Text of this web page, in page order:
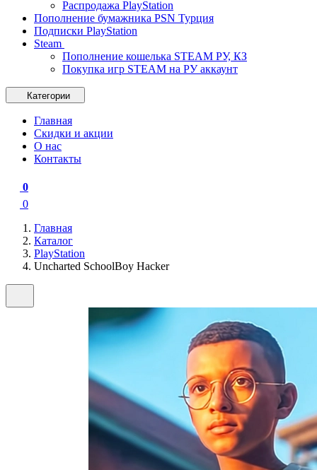
Распродажа PlayStation
Пополнение бумажника PSN Турция
Подписки PlayStation
Steam
Пополнение кошелька STEAM РУ, КЗ
Покупка игр STEAM на РУ аккаунт
Категории
Главная
Скидки и акции
О нас
Контакты
0
0
Главная
Каталог
PlayStation
Uncharted SchoolBoy Hacker